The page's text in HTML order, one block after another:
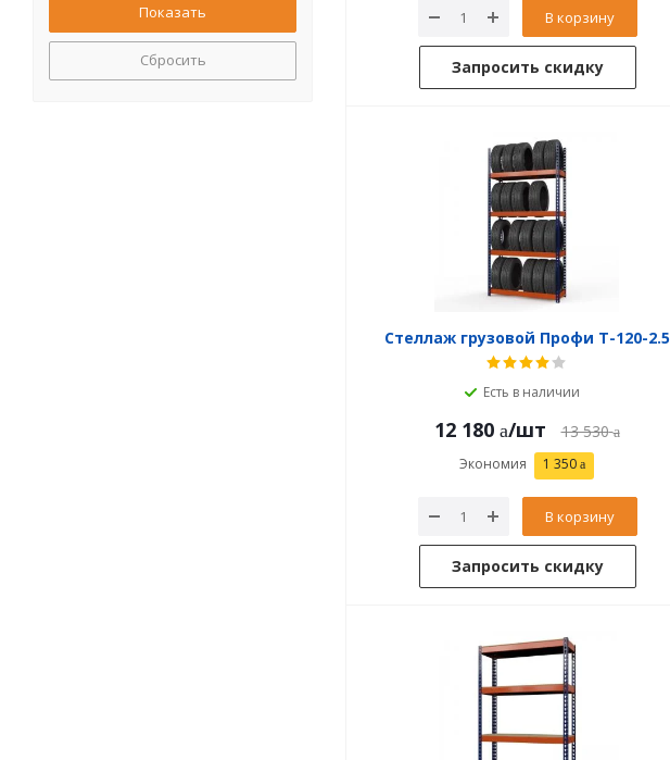
В корзину
Запросить скидку
Стеллаж грузовой Профи Т-120-2.5
Есть в наличии
12 180 /шт 13 530
Экономия 1 350
В корзину
Запросить скидку
Сбросить